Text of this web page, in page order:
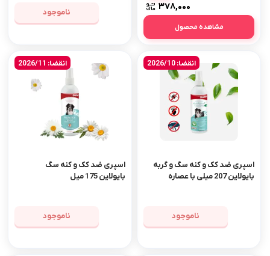
۳۷۸,۰۰۰
مشاهده محصول
ناموجود
انقضا: 2026/10
اسپری ضد کک و کنه سگ و گربه
بایولاین 207 میلی با عصاره
ناموجود
انقضا: 2026/11
اسپری ضد کک و کنه سگ
بایولاین 175 میل
ناموجود